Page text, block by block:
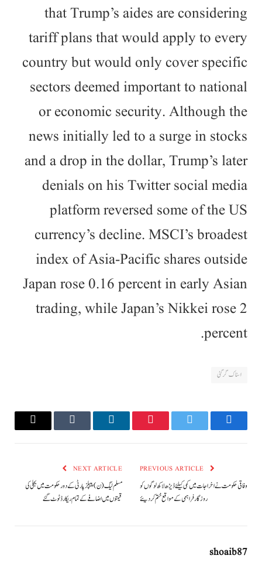
that Trump’s aides are considering
tariff plans that would apply to every
country but would only cover specific
sectors deemed important to national
or economic security. Although the
news initially led to a surge in stocks
and a drop in the dollar, Trump’s later
denials on his Twitter social media
platform reversed some of the US
currency’s decline. MSCI’s broadest
index of Asia-Pacific shares outside
Japan rose 0.16 percent in early Asian
trading, while Japan’s Nikkei rose 2
percent.
اسٹاک گر گئی
Facebook
Twitter
Pinterest
LinkedIn
Tumblr
Email
وفاقی حکومت نے اخراجات میں کمی کیلئے ڈیڑھ لاکھ لوگوں کو
روزگار فراہمی کے مواقع ختم کردیئے
NEXT ARTICLE
مسلم لیگ(ن) پیپلزپارٹی کے دور حکومت میں بجلی کی
قیمتوں میں اضافے کے تمام ریکارڈ ٹوٹ گئے
shoaib87